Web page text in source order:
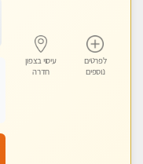
לפרטים
נוספים
עיסוי בצפון
חדרה